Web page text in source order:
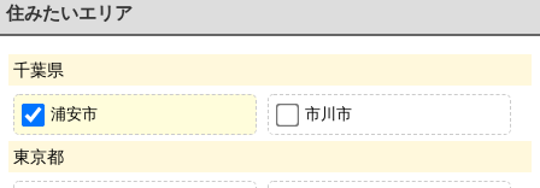
住みたいエリア
千葉県
浦安市 市川市
東京都